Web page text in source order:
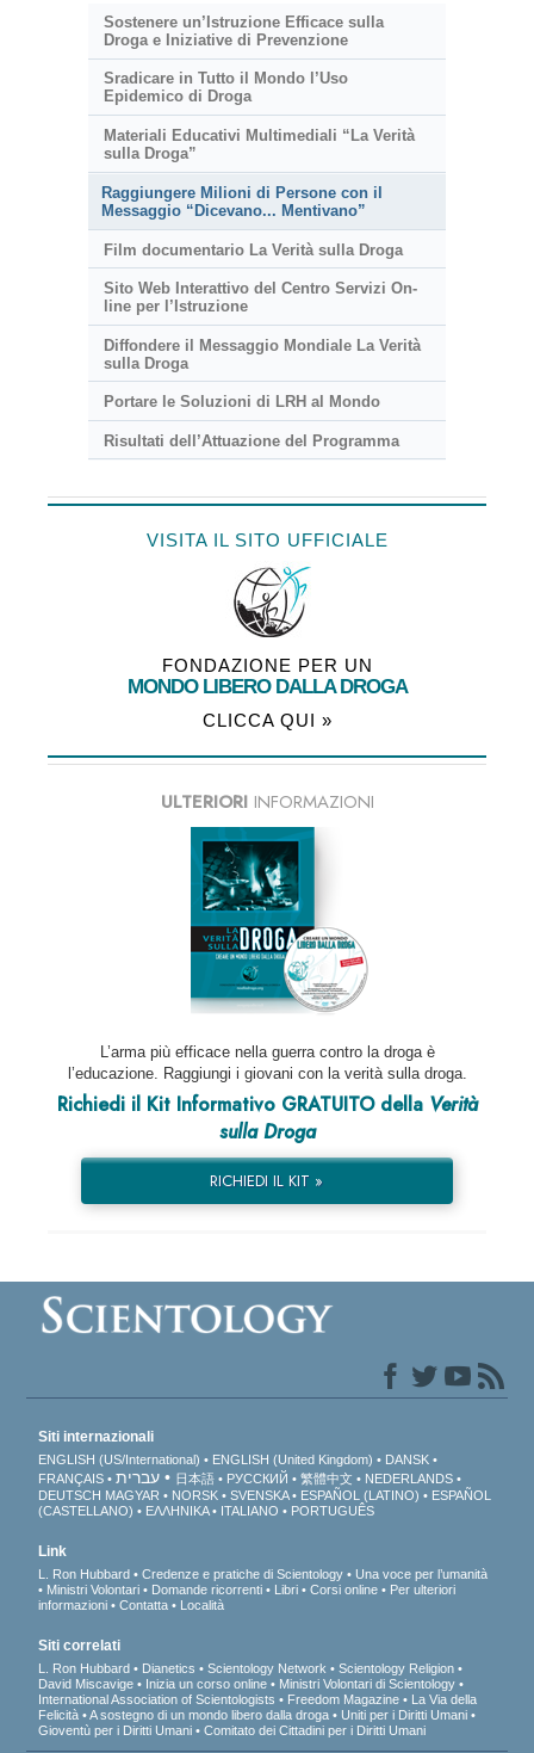
Sostenere un’Istruzione Efficace sulla
Droga e Iniziative di Prevenzione
Sradicare in Tutto il Mondo l’Uso
Epidemico di Droga
Materiali Educativi Multimediali “La Verità
sulla Droga”
Raggiungere Milioni di Persone con il
Messaggio “Dicevano... Mentivano”
Film documentario La Verità sulla Droga
Sito Web Interattivo del Centro Servizi On-
line per l’Istruzione
Diffondere il Messaggio Mondiale La Verità
sulla Droga
Portare le Soluzioni di LRH al Mondo
Risultati dell’Attuazione del Programma
VISITA IL SITO UFFICIALE
FONDAZIONE PER UN
MONDO LIBERO DALLA DROGA
CLICCA QUI »
ULTERIORIINFORMAZIONI
L’arma più efficace nella guerra contro la droga è
l’educazione. Raggiungi i giovani con la verità sulla droga.
Richiedi il Kit Informativo GRATUITO della Verità
sulla Droga
RICHIEDI IL KIT »
Siti internazionali
ENGLISH (US/International) ENGLISH (United Kingdom)
DANSK
FRANÇAIS
עברית 日本語 РУССКИЙ 繁體中文
NEDERLANDS
DEUTSCH MAGYAR NORSK SVENSKA ESPAÑOL (LATINO)
ESPAÑOL
(CASTELLANO)
ΕΛΛΗΝΙΚA ITALIANO PORTUGUÊS
Link
L. Ron Hubbard Credenze e pratiche di Scientology
Una voce per l’umanità
Ministri Volontari
Domande ricorrenti Libri Corsi online
Per ulteriori
informazioni
Contatta Località
Siti correlati
L. Ron Hubbard Dianetics Scientology Network
Scientology Religion
David Miscavige
Inizia un corso online
Ministri Volontari di Scientology
International Association of Scientologists
Freedom Magazine
La Via della
Felicità
A sostegno di un mondo libero dalla droga
Uniti per i Diritti Umani
Gioventù per i Diritti Umani
Comitato dei Cittadini per i Diritti Umani